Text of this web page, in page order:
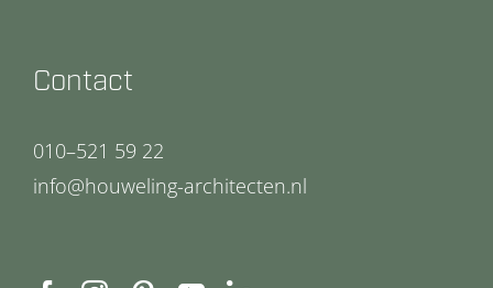
Contact
010–521 59 22
info@houweling-architecten.nl